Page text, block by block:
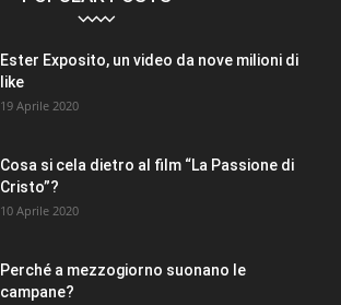
Ester Exposito, un video da nove milioni di
like
19 Aprile 2020
Cosa si cela dietro al film “La Passione di
Cristo”?
10 Aprile 2020
Perché a mezzogiorno suonano le
campane?